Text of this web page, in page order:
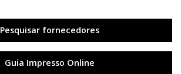
Pesquisar fornecedores
Guia Impresso Online